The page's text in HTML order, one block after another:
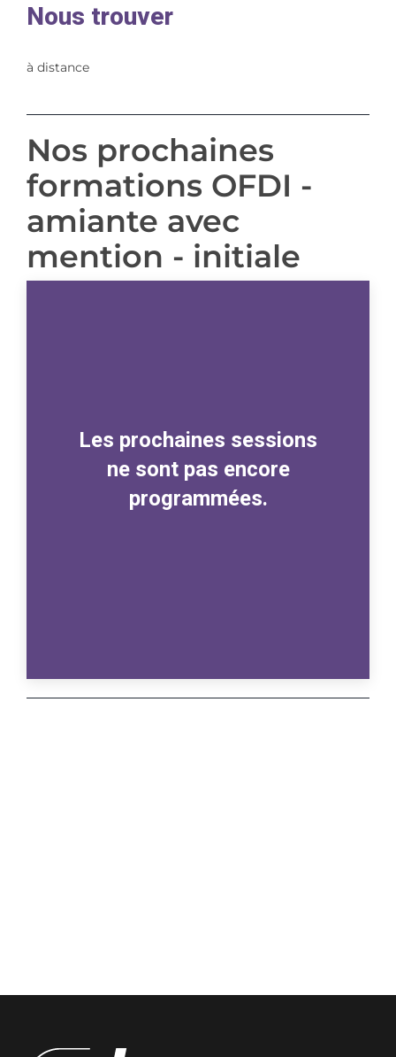
Nous trouver
à distance
Nos prochaines
formations OFDI -
amiante avec
mention - initiale
Les prochaines sessions
ne sont pas encore
programmées.